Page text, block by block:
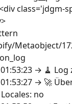
class='jdgm-
Metaobject/
→ 🧹
→ 🚀
no